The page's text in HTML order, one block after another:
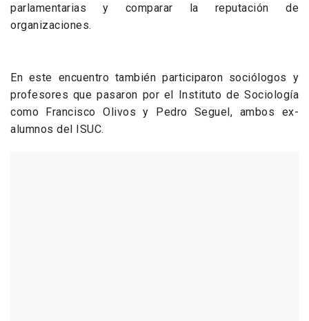
parlamentarias y comparar la reputación de
organizaciones.
En este encuentro también participaron sociólogos y
profesores que pasaron por el Instituto de Sociología
como Francisco Olivos y Pedro Seguel, ambos ex-
alumnos del ISUC.